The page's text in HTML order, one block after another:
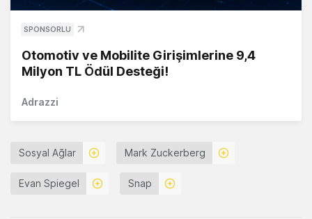
SPONSORLU
Otomotiv ve Mobilite Girişimlerine 9,4
Milyon TL Ödül Desteği!
Adrazzi
Sosyal Ağlar Mark Zuckerberg
Evan Spiegel Snap